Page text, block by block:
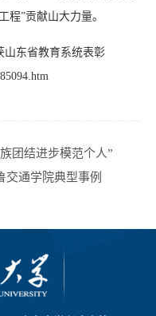
程”贡献山大力量。
山东省教育系统表彰
团结进步模范个人”
交通学院典型事例